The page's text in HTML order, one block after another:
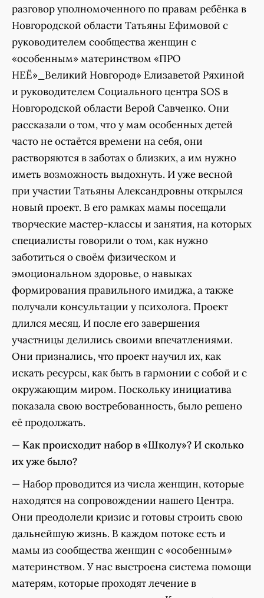
разговор уполномоченного по правам ребёнка в
Новгородской области Татьяны Ефимовой с
руководителем сообщества женщин с
«особенным» материнством «ПРО
НЕЁ»_Великий Новгород» Елизаветой Ряхиной
и руководителем Социального центра SOS в
Новгородской области Верой Савченко. Они
рассказали о том, что у мам особенных детей
часто не остаётся времени на себя, они
растворяются в заботах о близких, а им нужно
иметь возможность выдохнуть. И уже весной
при участии Татьяны Александровны открылся
новый проект. В его рамках мамы посещали
творческие мастер-классы и занятия, на которых
специалисты говорили о том, как нужно
заботиться о своём физическом и
эмоциональном здоровье, о навыках
формирования правильного имиджа, а также
получали консультации у психолога. Проект
длился месяц. И после его завершения
участницы делились своими впечатлениями.
Они признались, что проект научил их, как
искать ресурсы, как быть в гармонии с собой и с
окружающим миром. Поскольку инициатива
показала свою востребованность, было решено
её продолжать.
— Как происходит набор в «Школу»? И сколько
их уже было?
— Набор проводится из числа женщин, которые
находятся на сопровождении нашего Центра.
Они преодолели кризис и готовы строить свою
дальнейшую жизнь. В каждом потоке есть и
мамы из сообщества женщин с «особенным»
материнством. У нас выстроена система помощи
матерям, которые проходят лечение в